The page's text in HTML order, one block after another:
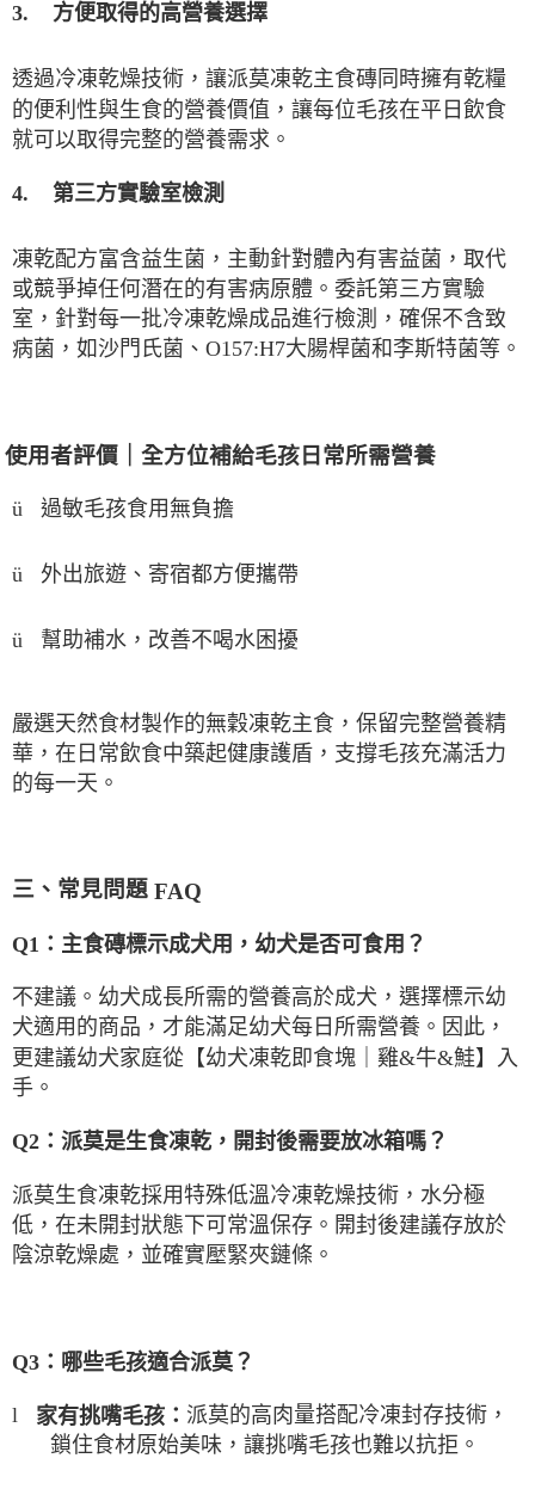
3. 方便取得的高營養選擇
透過冷凍乾燥技術，讓派莫凍乾主食磚同時擁有乾糧
的便利性與生食的營養價值，讓每位毛孩在平日飲食
就可以取得完整的營養需求。
4. 第三方實驗室檢測
凍乾配方富含益生菌，主動針對體內有害益菌，取代
或競爭掉任何潛在的有害病原體。委託第三方實驗
室，針對每一批冷凍乾燥成品進行檢測，確保不含致
病菌，如沙門氏菌、 O157:H7大腸桿菌和李斯特菌等。
使用者評價｜全方位補給毛孩日常所需營養
ü 過敏毛孩食用無負擔
ü 外出旅遊、寄宿都方便攜帶
ü 幫助補水，改善不喝水困擾
嚴選天然食材製作的無穀凍乾主食，保留完整營養精
華，在日常飲食中築起健康護盾，支撐毛孩充滿活力
的每一天。
三、常見問題 FAQ
Q1 ：主食磚標示成犬用，幼犬是否可食用？
不建議。幼犬成長所需的營養高於成犬，選擇標示幼
犬適用的商品，才能滿足幼犬每日所需營養。因此，
更建議幼犬家庭從【幼犬凍乾即食塊｜雞&牛&鮭】入
手。
Q2 ：派莫是生食凍乾，開封後需要放冰箱嗎？
派莫生食凍乾採用特殊低溫冷凍乾燥技術，水分極
低，在未開封狀態下可常溫保存。開封後建議存放於
陰涼乾燥處，並確實壓緊夾鏈條。
Q3 ：哪些毛孩適合派莫？
l 家有挑嘴毛孩： 派莫的高肉量搭配冷凍封存技術，
鎖住食材原始美味，讓挑嘴毛孩也難以抗拒。